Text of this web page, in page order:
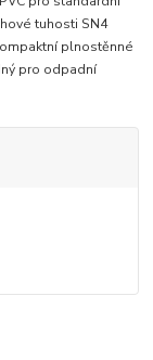
tuhosti SN4
plnostěnné
pro odpadní